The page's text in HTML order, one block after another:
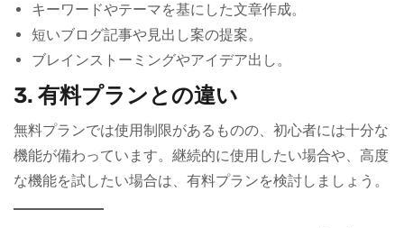
キーワードやテーマを基にした文章作成。
短いブログ記事や見出し案の提案。
ブレインストーミングやアイデア出し。
3. 有料プランとの違い
無料プランでは使用制限があるものの、初心者には十分な
機能が備わっています。継続的に使用したい場合や、高度
な機能を試したい場合は、有料プランを検討しましょう。